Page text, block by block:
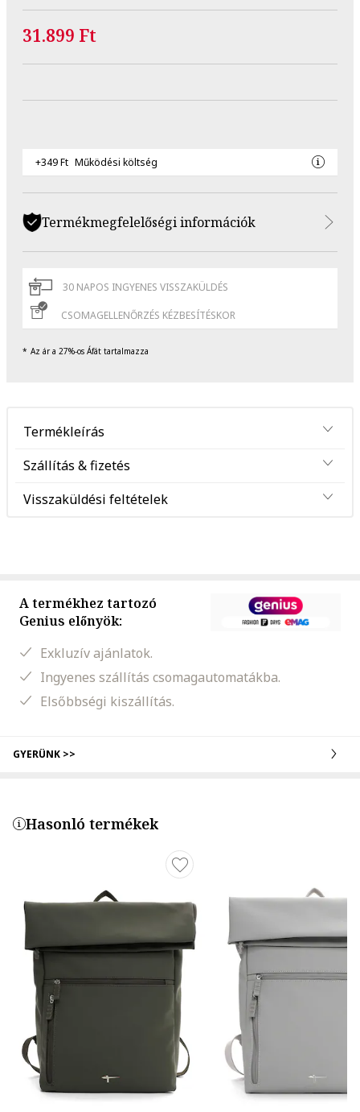
31.899 Ft
+349 Ft Működési költség
Termékmegfelelőségi információk
30 NAPOS INGYENES VISSZAKÜLDÉS
CSOMAGELLENŐRZÉS KÉZBESÍTÉSKOR
Az ár a 27%-os Áfát tartalmazza
Termékleírás
Szállítás & fizetés
Visszaküldési feltételek
A termékhez tartozó
Genius előnyök:
Exkluzív ajánlatok.
Ingyenes szállítás csomagautomatákba.
Elsőbbségi kiszállítás.
GYERÜNK >>
Hasonló termékek